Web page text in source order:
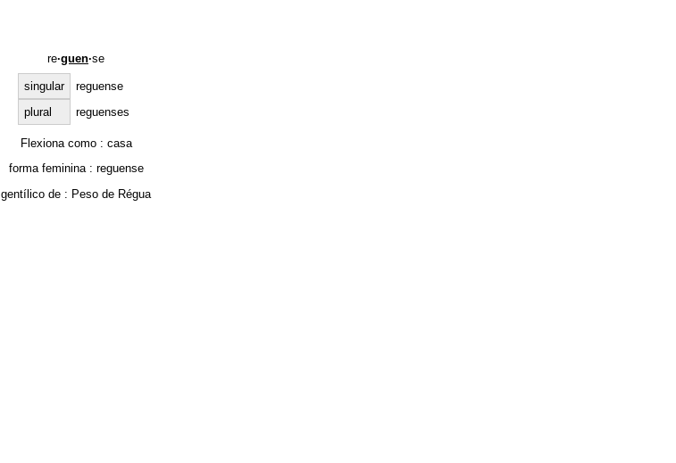
re·guen·se
singular
reguense
plural
reguenses
Flexiona como : casa
forma feminina : reguense
gentílico de : Peso de Régua